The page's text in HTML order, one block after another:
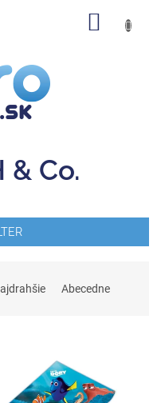
& Co.
Abecedne